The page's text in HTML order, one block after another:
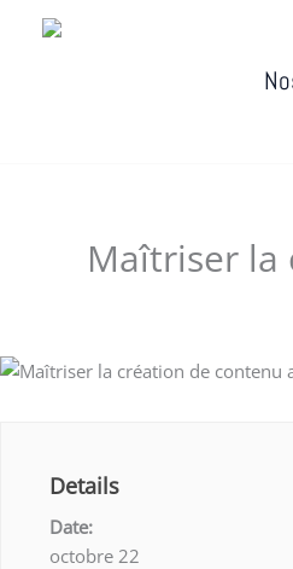
Maîtriser la
Details
Date:
octobre 22